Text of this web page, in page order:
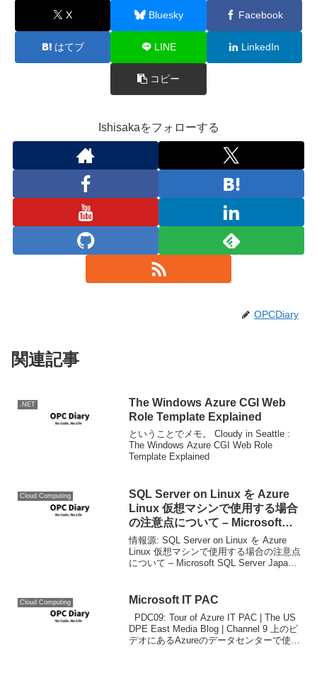
X Bluesky Facebook
はてブ LINE LinkedIn
コピー
Ishisakaをフォローする
OPCDiary
関連記事
.NET
The Windows Azure CGI Web
Role Template Explained
ということでメモ。 Cloudy in Seattle :
The Windows Azure CGI Web Role
Template Explained
Cloud Computing
SQL Server on Linux を Azure
Linux 仮想マシンで使用する場合
の注意点について – Microsoft
SQL Server Japan Support
Team Blog
情報源: SQL Server on Linux を Azure
Linux 仮想マシンで使用する場合の注意点
について – Microsoft SQL Server Japan
Cloud Computing Microsoft IT PAC
PDC09: Tour of Azure IT PAC | The US
DPE East Media Blog | Channel 9 上のビ
デオにあるAzureのデータセンターで使わ